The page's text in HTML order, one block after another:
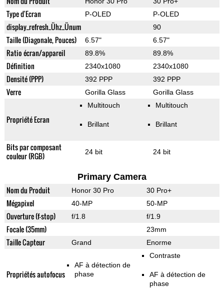
Type d'Ecran P-OLED P-OLED
display_refresh_Ühz_Ünum 90
Taille (Diagonale, Pouces) 6.57" 6.57"
Ratio écran/appareil 89.8% 89.8%
Définition 2340x1080 2340x1080
Densité (PPP) 392 PPP 392 PPP
Verre Gorilla Glass Gorilla Glass
Propriété Ecran
Multitouch
Brillant
Multitouch
Brillant
Bits par composant
couleur (RGB)
24 bit 24 bit
Primary Camera
Nom du Produit Honor 30 Pro 30 Pro+
Mégapixel 40-MP 50-MP
Ouverture (f-stop) f/1.8 f/1.9
Focale (35mm) 23mm
Taille Capteur Grand Enorme
Propriétés autofocus
AF à détection de
phase
Contraste
AF à détection de
phase